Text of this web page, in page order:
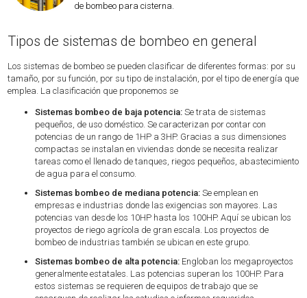
de bombeo para cisterna.
Tipos de sistemas de bombeo en general
Los sistemas de bombeo se pueden clasificar de diferentes formas: por su
tamaño, por su función, por su tipo de instalación, por el tipo de energía que
emplea. La clasificación que proponemos se
Sistemas bombeo de baja potencia:Se trata de sistemas
pequeños, de uso doméstico. Se caracterizan por contar con
potencias de un rango de 1HP a 3HP. Gracias a sus dimensiones
compactas se instalan en viviendas donde se necesita realizar
tareas como el llenado de tanques, riegos pequeños, abastecimiento
de agua para el consumo.
Sistemas bombeo de mediana potencia: Se emplean en
empresas e industrias donde las exigencias son mayores. Las
potencias van desde los 10HP hasta los 100HP. Aquí se ubican los
proyectos de riego agrícola de gran escala. Los proyectos de
bombeo de industrias también se ubican en este grupo.
Sistemas bombeo de alta potencia: Engloban los megaproyectos
generalmente estatales. Las potencias superan los 100HP. Para
estos sistemas se requieren de equipos de trabajo que se